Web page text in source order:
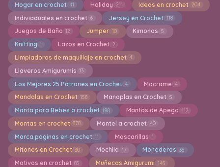
Hogar en crochet 41 Holiday 211 Ideas en crochet 204
Indiviaduales en crochet 6 Jersey en Crochet 118
Juegos de Baño 12 Jumper 10 Kimonos 5
Knitting 1 Lazos en Crochet 2
Limpiadoras de maquillaje en crochet 4
Llaveros Amigurumis 13
Los Mejores 25 Patrones en Crochet 4 Macrame 4
Mandalas en Crochet 158 Manoplas en Crochet 5
Manta para Bebes a crochet 190 Mantas de Apego 112
Mantas en crochet 878 Mantel a crochet 40
Marca paginas en crochet 11 Mascarillas 1
Mitones en Crochet 30 Mochila 17 Monederos 35
Motivos en crochet 85 Muñecas Amigurumi 145